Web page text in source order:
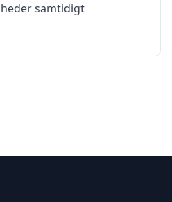
samtidigt